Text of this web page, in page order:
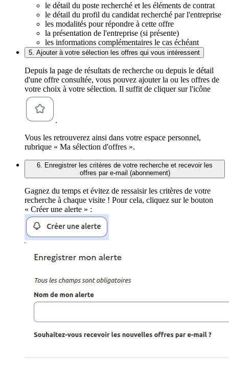
le détail du poste recherché et les éléments de contrat
le détail du profil du candidat recherché par l'entreprise
les modalités pour répondre à cette offre
la présentation de l'entreprise (si présente)
les informations complémentaires le cas échéant
5. Ajouter à votre sélection les offres qui vous intéressent
Depuis la page de résultats de recherche ou depuis le détail
d'une offre consultée, vous pouvez ajouter la ou les offres de
votre choix à votre sélection. Il suffit de cliquer sur l'icône
.
Vous les retrouverez ainsi dans votre espace personnel,
rubrique « Ma sélection d'offres ».
6. Enregistrer les critères de votre recherche et recevoir les
offres par e-mail (abonnement)
Gagnez du temps et évitez de ressaisir les critères de votre
recherche à chaque visite ! Pour cela, cliquez sur le bouton
« Créer une alerte » :